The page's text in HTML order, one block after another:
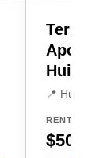
Huinalá
📍 Huinalá,
RENTA
$50,000